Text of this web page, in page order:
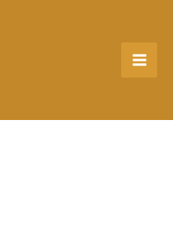
Main